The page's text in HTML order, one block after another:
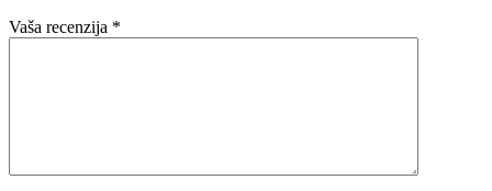
Vaša recenzija *